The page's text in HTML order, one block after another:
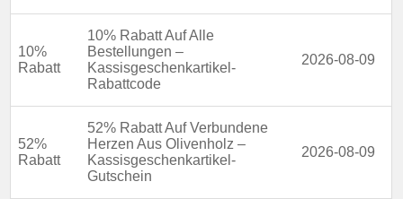
10%
Rabatt
10% Rabatt Auf Alle
Bestellungen –
Kassisgeschenkartikel-
Rabattcode
2026-08-09
52%
Rabatt
52% Rabatt Auf Verbundene
Herzen Aus Olivenholz –
Kassisgeschenkartikel-
Gutschein
2026-08-09